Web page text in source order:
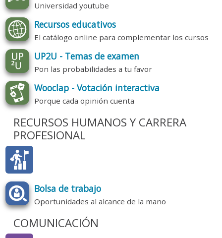
Universidad youtube
Recursos educativos
El catálogo online para complementar los cursos
UP2U - Temas de examen
Pon las probabilidades a tu favor
Wooclap - Votación interactiva
Porque cada opinión cuenta
RECURSOS HUMANOS Y CARRERA
PROFESIONAL
Bolsa de trabajo
Oportunidades al alcance de la mano
COMUNICACIÓN